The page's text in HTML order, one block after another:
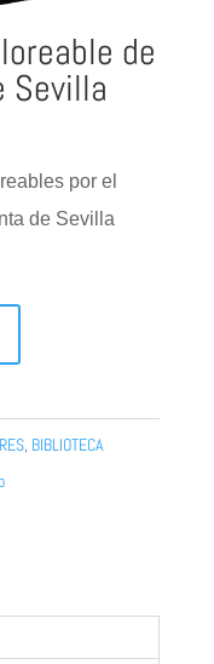
de
Sevilla
por el
de Sevilla
, BIBLIOTECA